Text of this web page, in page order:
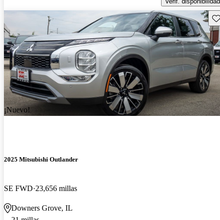
¡Nuevo!
2025 Mitsubishi Outlander
SE FWD 23,656 millas
Downers Grove, IL